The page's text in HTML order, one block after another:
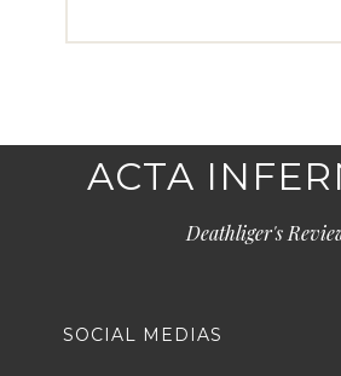
ACTA
Deathliger's
SOCIAL MEDIAS